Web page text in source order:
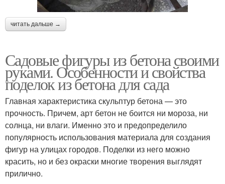
читать дальше →
Садовые фигуры из бетона своими
руками. Особенности и свойства
поделок из бетона для сада
Главная характеристика скульптур бетона — это
прочность. Причем, арт бетон не боится ни мороза, ни
солнца, ни влаги. Именно это и предопределило
популярность использования материала для создания
фигур на улицах городов. Поделки из него можно
красить, но и без окраски многие творения выглядят
прилично.